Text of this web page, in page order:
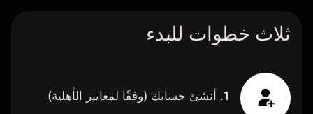
ثلاث خطوات للبدء
1. أنشئ حسابك (وفقًا لمعايير الأهلية)